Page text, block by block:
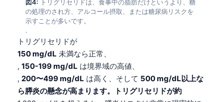
図4: トリグリセリドは、食事中の脂肪だけというより、糖
の処理のされ方、アルコール摂取、または糖尿病リスクを
示すことが多いです。
.
トリグリセリドが
150 mg/dL 未満なら正常、
, 150-199 mg/dL は境界域の高値、
, 200〜499 mg/dL は高く、そして 500 mg/dL以上な
ら膵炎の懸念が高まります。トリグリセリドが約